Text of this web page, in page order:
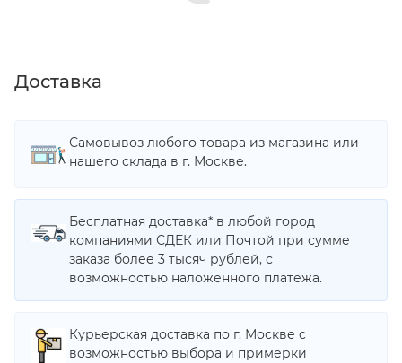
Доставка
Самовывоз любого товара из магазина или
нашего склада в г. Москве.
Бесплатная доставка* в любой город
компаниями СДЕК или Почтой при сумме
заказа более 3 тысяч рублей, с
возможностью наложенного платежа.
Курьерская доставка по г. Москве с
возможностью выбора и примерки